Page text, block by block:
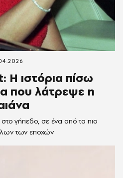
Η ιστόρια πίσω
που λάτρεψε η
γήπεδο, σε ένα από τα πιο
των εποχών